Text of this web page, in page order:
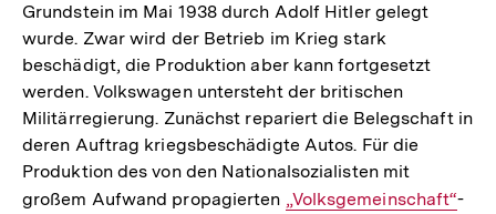
Grundstein im Mai 1938 durch Adolf Hitler gelegt
wurde. Zwar wird der Betrieb im Krieg stark
beschädigt, die Produktion aber kann fortgesetzt
werden. Volkswagen untersteht der britischen
Militärregierung. Zunächst repariert die Belegschaft in
deren Auftrag kriegsbeschädigte Autos. Für die
Produktion des von den Nationalsozialisten mit
großem Aufwand propagierten Interner
„Volksgemeinschaft“-